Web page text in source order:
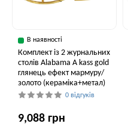
В наявності
Комплект із 2 журнальних
столів Alabama A kass gold
глянець ефект мармуру/
золото (кераміка+метал)
0 відгуків
9,088 грн